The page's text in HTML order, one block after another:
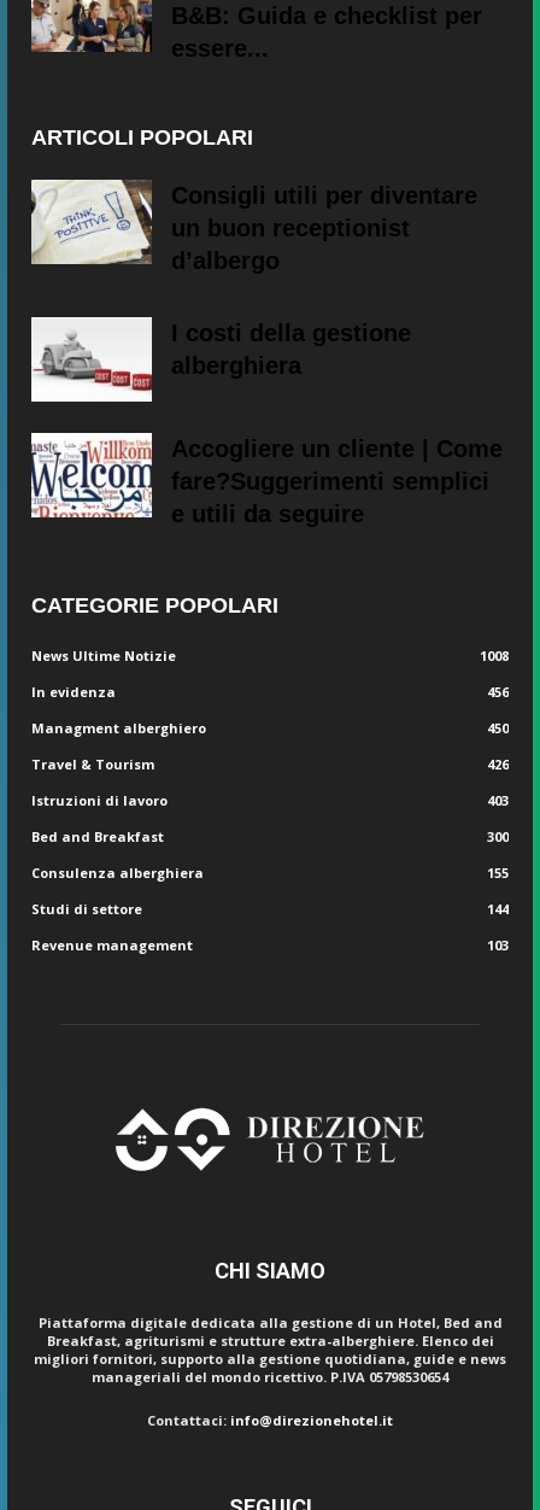
B&B: Guida e checklist per
essere...
ARTICOLI POPOLARI
Consigli utili per diventare
un buon receptionist
d’albergo
I costi della gestione
alberghiera
Accogliere un cliente | Come
fare?Suggerimenti semplici
e utili da seguire
CATEGORIE POPOLARI
News Ultime Notizie
1008
In evidenza
456
Managment alberghiero
450
Travel & Tourism
426
Istruzioni di lavoro
403
Bed and Breakfast
300
Consulenza alberghiera
155
Studi di settore
144
Revenue management
103
CHI SIAMO
Piattaforma digitale dedicata alla gestione di un Hotel, Bed and
Breakfast, agriturismi e strutture extra-alberghiere. Elenco dei
migliori fornitori, supporto alla gestione quotidiana, guide e news
manageriali del mondo ricettivo. P.IVA 05798530654
Contattaci: info@direzionehotel.it